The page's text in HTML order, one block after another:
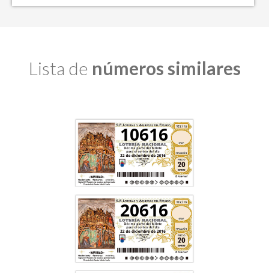
Lista de números similares
10616
20616